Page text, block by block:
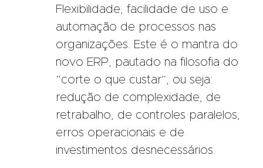
Flexibilidade, facilidade de uso e
automação de processos nas
organizações. Este é o mantra do
novo ERP, pautado na filosofia do
“corte o que custar”, ou seja:
redução de complexidade, de
retrabalho, de controles paralelos,
erros operacionais e de
investimentos desnecessários.